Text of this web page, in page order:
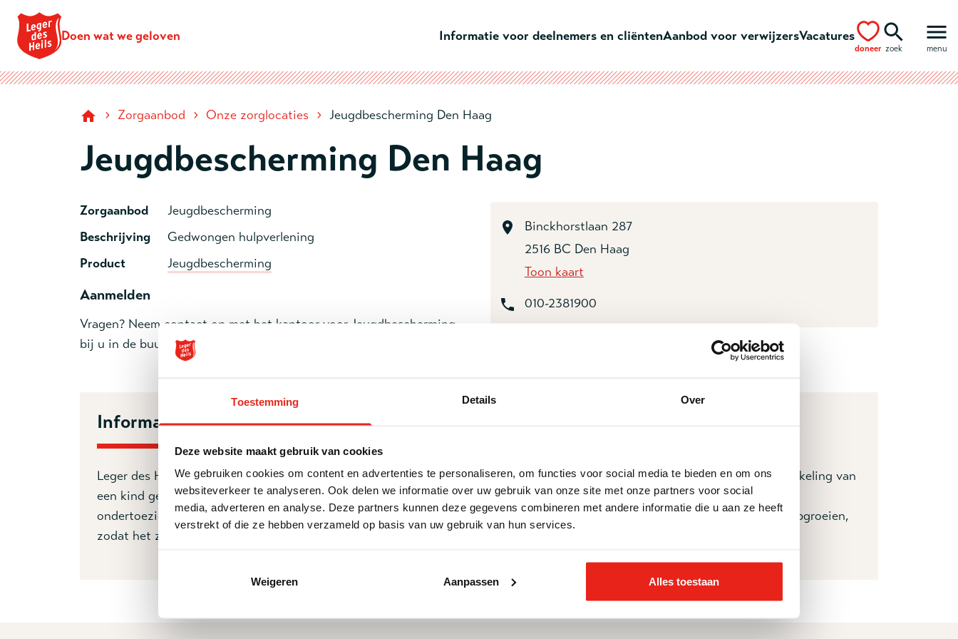
Toestemming Details Over
Deze website maakt gebruik van cookies
We gebruiken cookies om content en advertenties te personaliseren, om functies voor social media te bieden en om ons
websiteverkeer te analyseren. Ook delen we informatie over uw gebruik van onze site met onze partners voor social
media, adverteren en analyse. Deze partners kunnen deze gegevens combineren met andere informatie die u aan ze heeft
verstrekt of die ze hebben verzameld op basis van uw gebruik van hun services.
Weigeren Aanpassen Alles toestaan
Doen wat we geloven
Informatie voor deelnemers en cliëntenAanbod voor verwijzersVacatures
doneer zoek menu
› Zorgaanbod › Onze zorglocaties › Jeugdbescherming Den Haag
Jeugdbescherming Den Haag
Zorgaanbod
Jeugdbescherming
Beschrijving
Gedwongen hulpverlening
Product
Jeugdbescherming
Aanmelden
Vragen? Neem contact op met het kantoor voor Jeugdbescherming
bij u in de buurt.
Binckhorstlaan 287
2516 BC Den Haag
Toon kaart
010-2381900
Informatie
Leger des Heils Jeugdbescherming voert maatregelen uit die door een rechter zijn opgelegd. Wanneer de veiligheid en ontwikkeling van
een kind gevaar loopt, kan een rechter besluiten dat een gezin hulp moet krijgen. Jeugdbescherming begeleidt bij
ondertoezichtstellingen (OTS) en voogdijmaatregelen. Het doel van de maatregel is om een kind zo veilig mogelijk te laten opgroeien,
zodat het zich ontwikkelt tot een volwassene die kan meedoen in de maatschappij.